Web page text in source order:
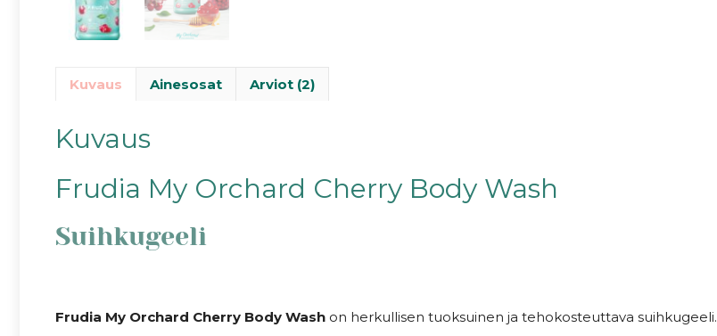
Kuvaus Ainesosat Arviot (2)
Kuvaus
Frudia My Orchard Cherry Body Wash
Suihkugeeli
Frudia My Orchard Cherry Body Wash on herkullisen tuoksuinen ja tehokosteuttava suihkugeeli.